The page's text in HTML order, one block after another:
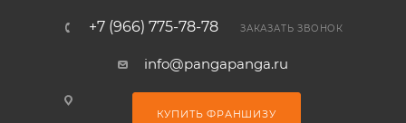
+7 (966) 775-78-78 ЗАКАЗАТЬ ЗВОНОК
info@pangapanga.ru
КУПИТЬ ФРАНШИЗУ